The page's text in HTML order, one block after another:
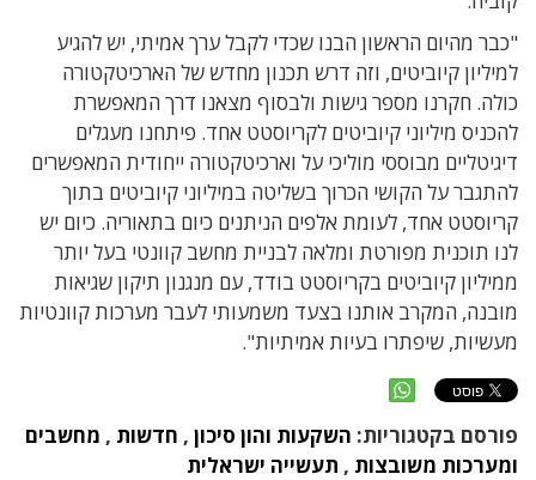
"כבר מהיום הראשון הבנו שכדי לקבל ערך אמיתי, יש להגיע
למיליון קיוביטים, וזה דרש תכנון מחדש של הארכיטקטורה
כולה. חקרנו מספר גישות ולבסוף מצאנו דרך המאפשרת
להכניס מיליוני קיוביטים לקריוסטט אחד. פיתחנו מעגלים
דיגיטליים מבוססי מוליכי על וארכיטקטורה ייחודית המאפשרים
להתגבר על הקושי הכרוך בשליטה במיליוני קיוביטים בתוך
קריוסטט אחד, לעומת אלפים הניתנים כיום בתאוריה. כיום יש
לנו תוכנית מפורטת ומלאה לבניית מחשב קוונטי בעל יותר
ממיליון קיוביטים בקריוסטט בודד, עם מנגנון תיקון שגיאות
מובנה, המקרב אותנו בצעד משמעותי לעבר מערכות קוונטיות
מעשיות, שיפתרו בעיות אמיתיות".
פורסם בקטגוריות: השקעות והון סיכון , חדשות , מחשבים
ומערכות משובצות , תעשייה ישראלית